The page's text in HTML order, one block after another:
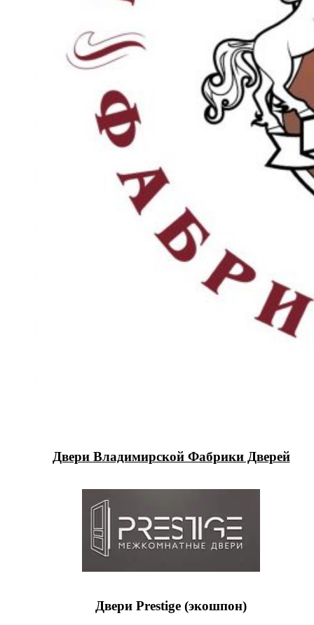
Двери Владимирской Фабрики Дверей
Двери Prestige (экошпон)